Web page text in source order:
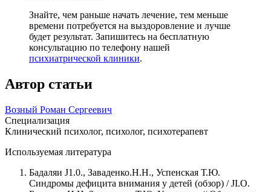
Знайте, чем раньше начать лечение, тем меньше
времени потребуется на выздоровление и лучше
будет результат. Запишитесь на бесплатную
консультацию по телефону нашей
психиатрической клиники.
Автор статьи
Возный Роман Сергеевич
Специализация
Клинический психолог, психолог, психотерапевт
Используемая литература
Бадаляи J1.0., Заваденко.Н.Н., Успенская Т.Ю.
Синдромы дефицита внимания у детей (обзор) / JI.O.